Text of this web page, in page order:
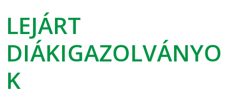
LEJÁRT
DIÁKIGAZOLVÁNYO
K